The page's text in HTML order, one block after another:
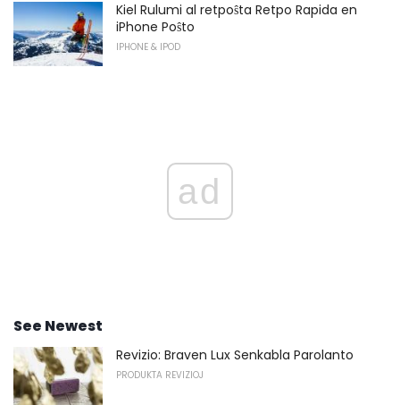
Kiel Rulumi al retpoŝta Retpo Rapida en
iPhone Poŝto
IPHONE & IPOD
ad
See Newest
Revizio: Braven Lux Senkabla Parolanto
PRODUKTA REVIZIOJ